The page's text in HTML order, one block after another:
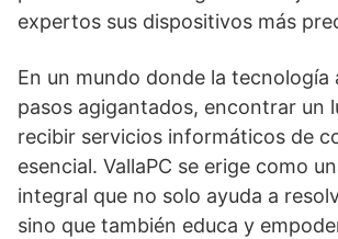
expertos sus dispositivos más
En un mundo donde la tecnología
pasos agigantados, encontrar un
recibir servicios informáticos de
esencial. VallaPC se erige como
integral que no solo ayuda a
sino que también educa y